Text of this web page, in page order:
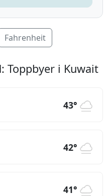
Fahrenheit
Toppbyer i Kuwait
43°
42°
41°